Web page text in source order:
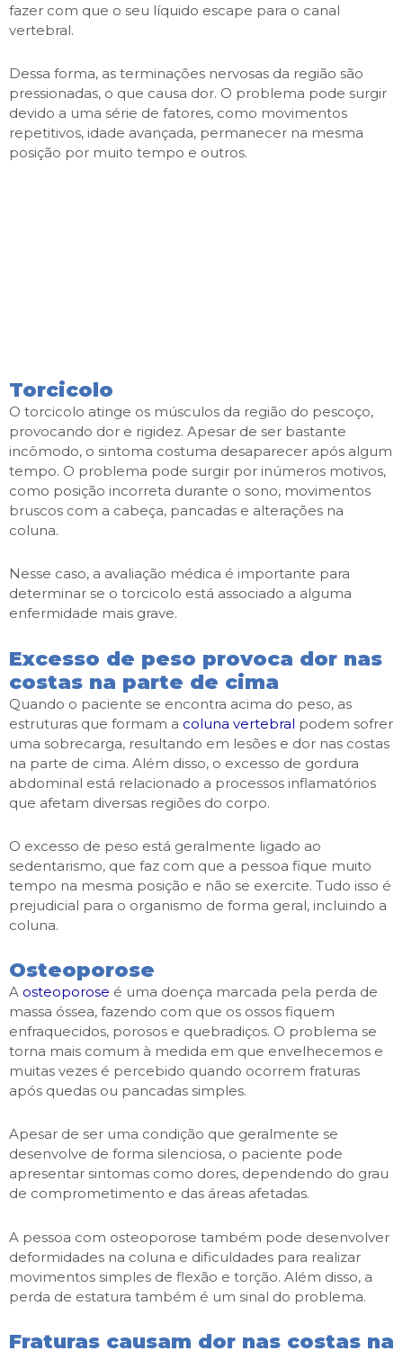
fazer com que o seu líquido escape para o canal
vertebral.
Dessa forma, as terminações nervosas da região são
pressionadas, o que causa dor. O problema pode surgir
devido a uma série de fatores, como movimentos
repetitivos, idade avançada, permanecer na mesma
posição por muito tempo e outros.
Torcicolo
O torcicolo atinge os músculos da região do pescoço,
provocando dor e rigidez. Apesar de ser bastante
incômodo, o sintoma costuma desaparecer após algum
tempo. O problema pode surgir por inúmeros motivos,
como posição incorreta durante o sono, movimentos
bruscos com a cabeça, pancadas e alterações na
coluna.
Nesse caso, a avaliação médica é importante para
determinar se o torcicolo está associado a alguma
enfermidade mais grave.
Excesso de peso provoca dor nas
costas na parte de cima
Quando o paciente se encontra acima do peso, as
estruturas que formam a coluna vertebral podem sofrer
uma sobrecarga, resultando em lesões e dor nas costas
na parte de cima. Além disso, o excesso de gordura
abdominal está relacionado a processos inflamatórios
que afetam diversas regiões do corpo.
O excesso de peso está geralmente ligado ao
sedentarismo, que faz com que a pessoa fique muito
tempo na mesma posição e não se exercite. Tudo isso é
prejudicial para o organismo de forma geral, incluindo a
coluna.
Osteoporose
A osteoporose é uma doença marcada pela perda de
massa óssea, fazendo com que os ossos fiquem
enfraquecidos, porosos e quebradiços. O problema se
torna mais comum à medida em que envelhecemos e
muitas vezes é percebido quando ocorrem fraturas
após quedas ou pancadas simples.
Apesar de ser uma condição que geralmente se
desenvolve de forma silenciosa, o paciente pode
apresentar sintomas como dores, dependendo do grau
de comprometimento e das áreas afetadas.
A pessoa com osteoporose também pode desenvolver
deformidades na coluna e dificuldades para realizar
movimentos simples de flexão e torção. Além disso, a
perda de estatura também é um sinal do problema.
Fraturas causam dor nas costas na